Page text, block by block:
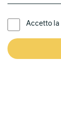
Accetto la